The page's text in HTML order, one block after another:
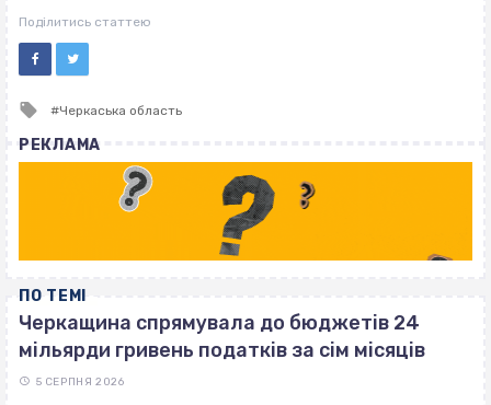
ВІСІМНАДЦЯТЬ ТРИ НУЛІ
Поділитись статтею
Tagged
Черкаська область
РЕКЛАМА
ПО ТЕМІ
Черкащина спрямувала до бюджетів 24
мільярди гривень податків за сім місяців
5 СЕРПНЯ 2026